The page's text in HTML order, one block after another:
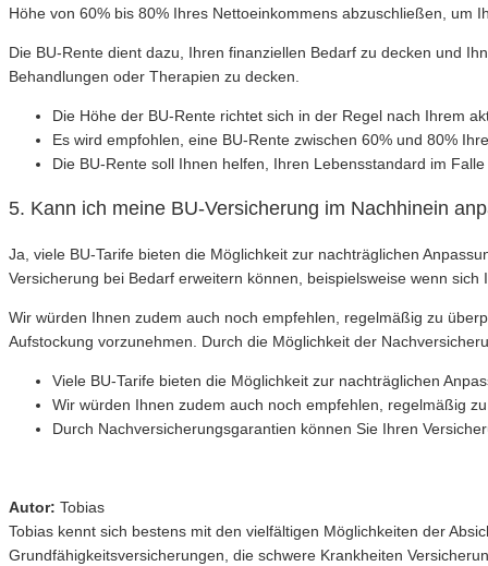
Höhe von 60% bis 80% Ihres Nettoeinkommens abzuschließen,
Die BU-Rente dient dazu, Ihren finanziellen Bedarf zu decken und
Behandlungen oder Therapien zu decken.
Die Höhe der BU-Rente richtet sich in der Regel nach Ihrem
Es wird empfohlen, eine BU-Rente zwischen 60% und 80%
Die BU-Rente soll Ihnen helfen, Ihren Lebensstandard im
5. Kann ich meine BU-Versicherung im Nachhinein
Ja, viele BU-Tarife bieten die Möglichkeit zur nachträglichen
Versicherung bei Bedarf erweitern können, beispielsweise wenn
Wir würden Ihnen zudem auch noch empfehlen, regelmäßig zu
Aufstockung vorzunehmen. Durch die Möglichkeit der
Viele BU-Tarife bieten die Möglichkeit zur nachträglichen
Wir würden Ihnen zudem auch noch empfehlen, regelmäßig
Durch Nachversicherungsgarantien können Sie Ihren
Autor: Tobias
Tobias kennt sich bestens mit den vielfältigen Möglichkeiten der
Grundfähigkeitsversicherungen, die schwere Krankheiten